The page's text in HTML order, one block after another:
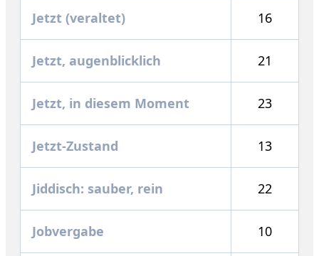
Jetzt (veraltet) 16
Jetzt, augenblicklich 21
Jetzt, in diesem Moment 23
Jetzt-Zustand 13
Jiddisch: sauber, rein 22
Jobvergabe 10